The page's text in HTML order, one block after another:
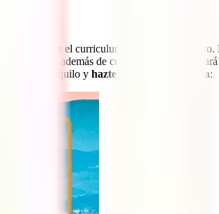
estar en el curriculum de cualquier
económica, además de cuidar de tu salud,
viajar tranquilo y hazte ahora con tu póliza: